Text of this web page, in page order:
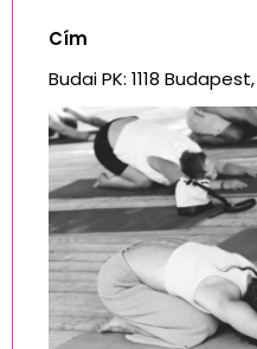
Cím
Budai PK: 1118